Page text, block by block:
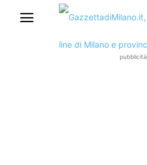
pubblicità